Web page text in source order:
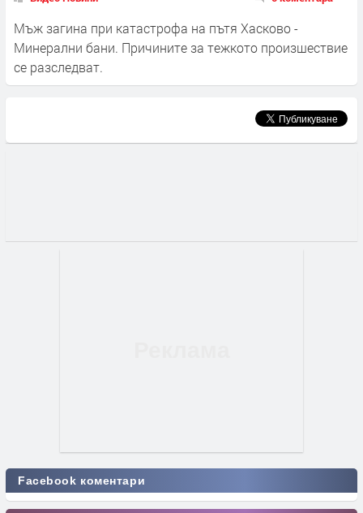
Мъж загина при катастрофа на пътя Хасково -
Минерални бани. Причините за тежкото произшествие
се разследват.
Facebook коментари